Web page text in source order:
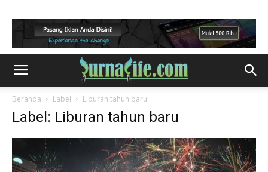
Beranda Label Liburan tahun baru
Label: Liburan tahun baru